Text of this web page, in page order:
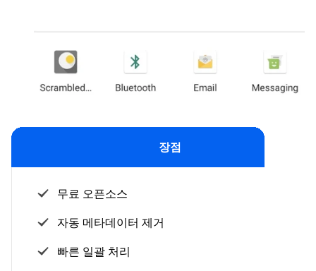
장점
무료 오픈소스
자동 메타데이터 제거
빠른 일괄 처리